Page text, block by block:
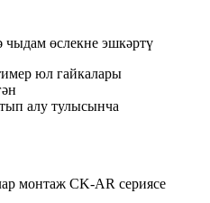
чыдам өслекне эшкәртү
юл гайкалары
алу тулысынча